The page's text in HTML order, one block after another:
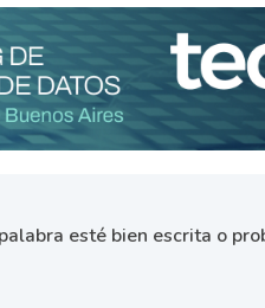
esté bien escrita o